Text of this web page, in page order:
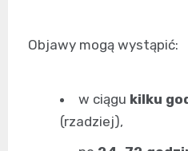
Objawy mogą wystąpić:
w ciągu kilku
(rzadziej),